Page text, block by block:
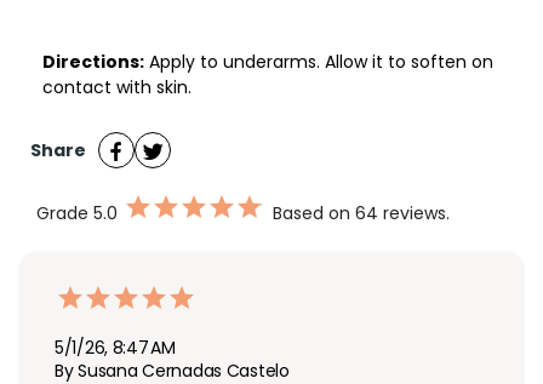
Directions: Apply to underarms. Allow it to soften on
contact with skin.
Share
Grade 5.0 Based on 64 reviews.
5/1/26, 8:47 AM
By Susana Cernadas Castelo